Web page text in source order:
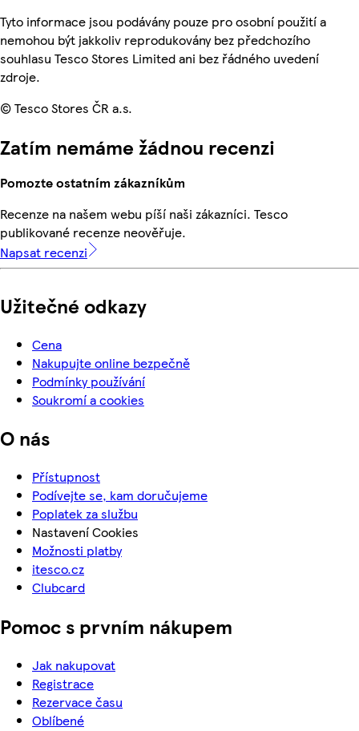
Tyto informace jsou podávány pouze pro osobní použití a
nemohou být jakkoliv reprodukovány bez předchozího
souhlasu Tesco Stores Limited ani bez řádného uvedení
zdroje.
© Tesco Stores ČR a.s.
Zatím nemáme žádnou recenzi
Pomozte ostatním zákazníkům
Recenze na našem webu píší naši zákazníci. Tesco
publikované recenze neověřuje.
Napsat recenzi
Užitečné odkazy
Cena
Nakupujte online bezpečně
Podmínky používání
Soukromí a cookies
O nás
Přístupnost
Podívejte se, kam doručujeme
Poplatek za službu
Nastavení Cookies
Možnosti platby
itesco.cz
Clubcard
Pomoc s prvním nákupem
Jak nakupovat
Registrace
Rezervace času
Oblíbené